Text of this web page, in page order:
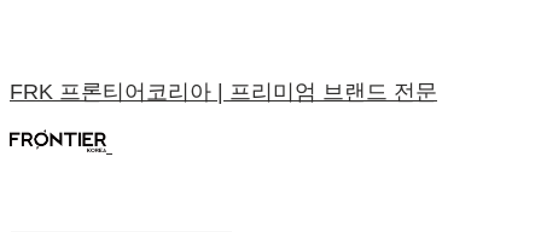
FRK 프론티어코리아 | 프리미엄 브랜드 전문